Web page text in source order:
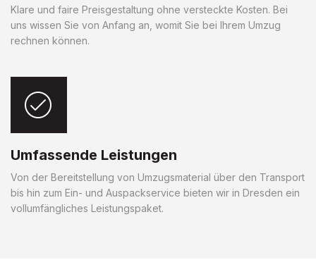
Klare und faire Preisgestaltung ohne versteckte Kosten. Bei
uns wissen Sie von Anfang an, womit Sie bei Ihrem Umzug
rechnen können.
Umfassende Leistungen
Von der Bereitstellung von Umzugsmaterial über den Transport
bis hin zum Ein- und Auspackservice bieten wir in Dresden ein
vollumfängliches Leistungspaket.